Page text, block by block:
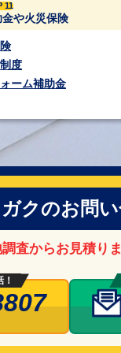
11
金や火災保険
度
ーム補助金
クのお問
査からお見積り